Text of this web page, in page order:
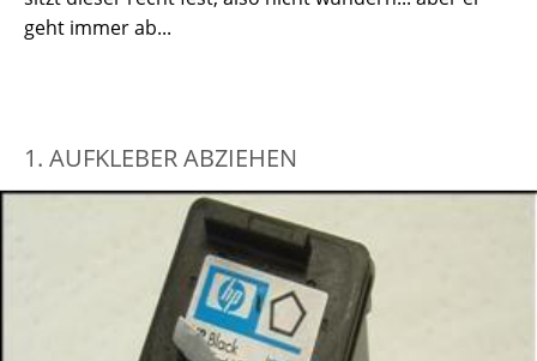
geht immer ab...
1. AUFKLEBER ABZIEHEN